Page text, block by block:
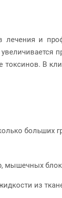
и
В
больших
мышечных
из